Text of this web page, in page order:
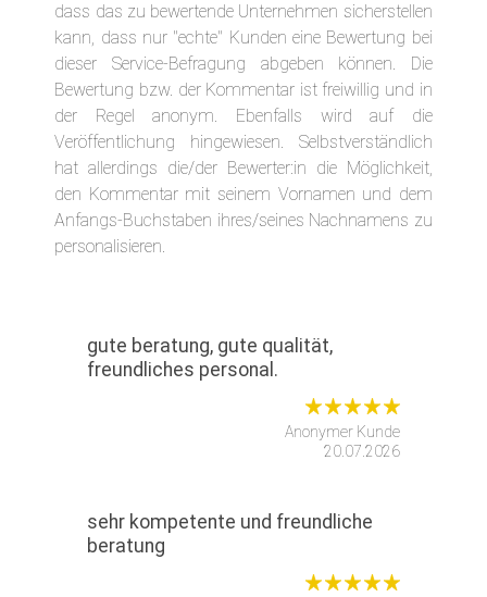
dass das zu bewertende Unternehmen sicherstellen
kann, dass nur "echte" Kunden eine Bewertung bei
dieser Service-Befragung abgeben können. Die
Bewertung bzw. der Kommentar ist freiwillig und in
der Regel anonym. Ebenfalls wird auf die
Veröffentlichung hingewiesen. Selbstverständlich
hat allerdings die/der Bewerter:in die Möglichkeit,
den Kommentar mit seinem Vornamen und dem
Anfangs-Buchstaben ihres/seines Nachnamens zu
personalisieren.
gute beratung, gute qualität,
freundliches personal.
Anonymer Kunde
20.07.2026
sehr kompetente und freundliche
beratung